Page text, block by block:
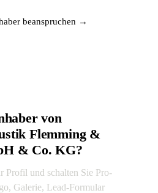
beanspruchen →
von
Flemming &
& Co. KG?
Profil und schalten Sie Pro-
Galerie, Lead-Formular